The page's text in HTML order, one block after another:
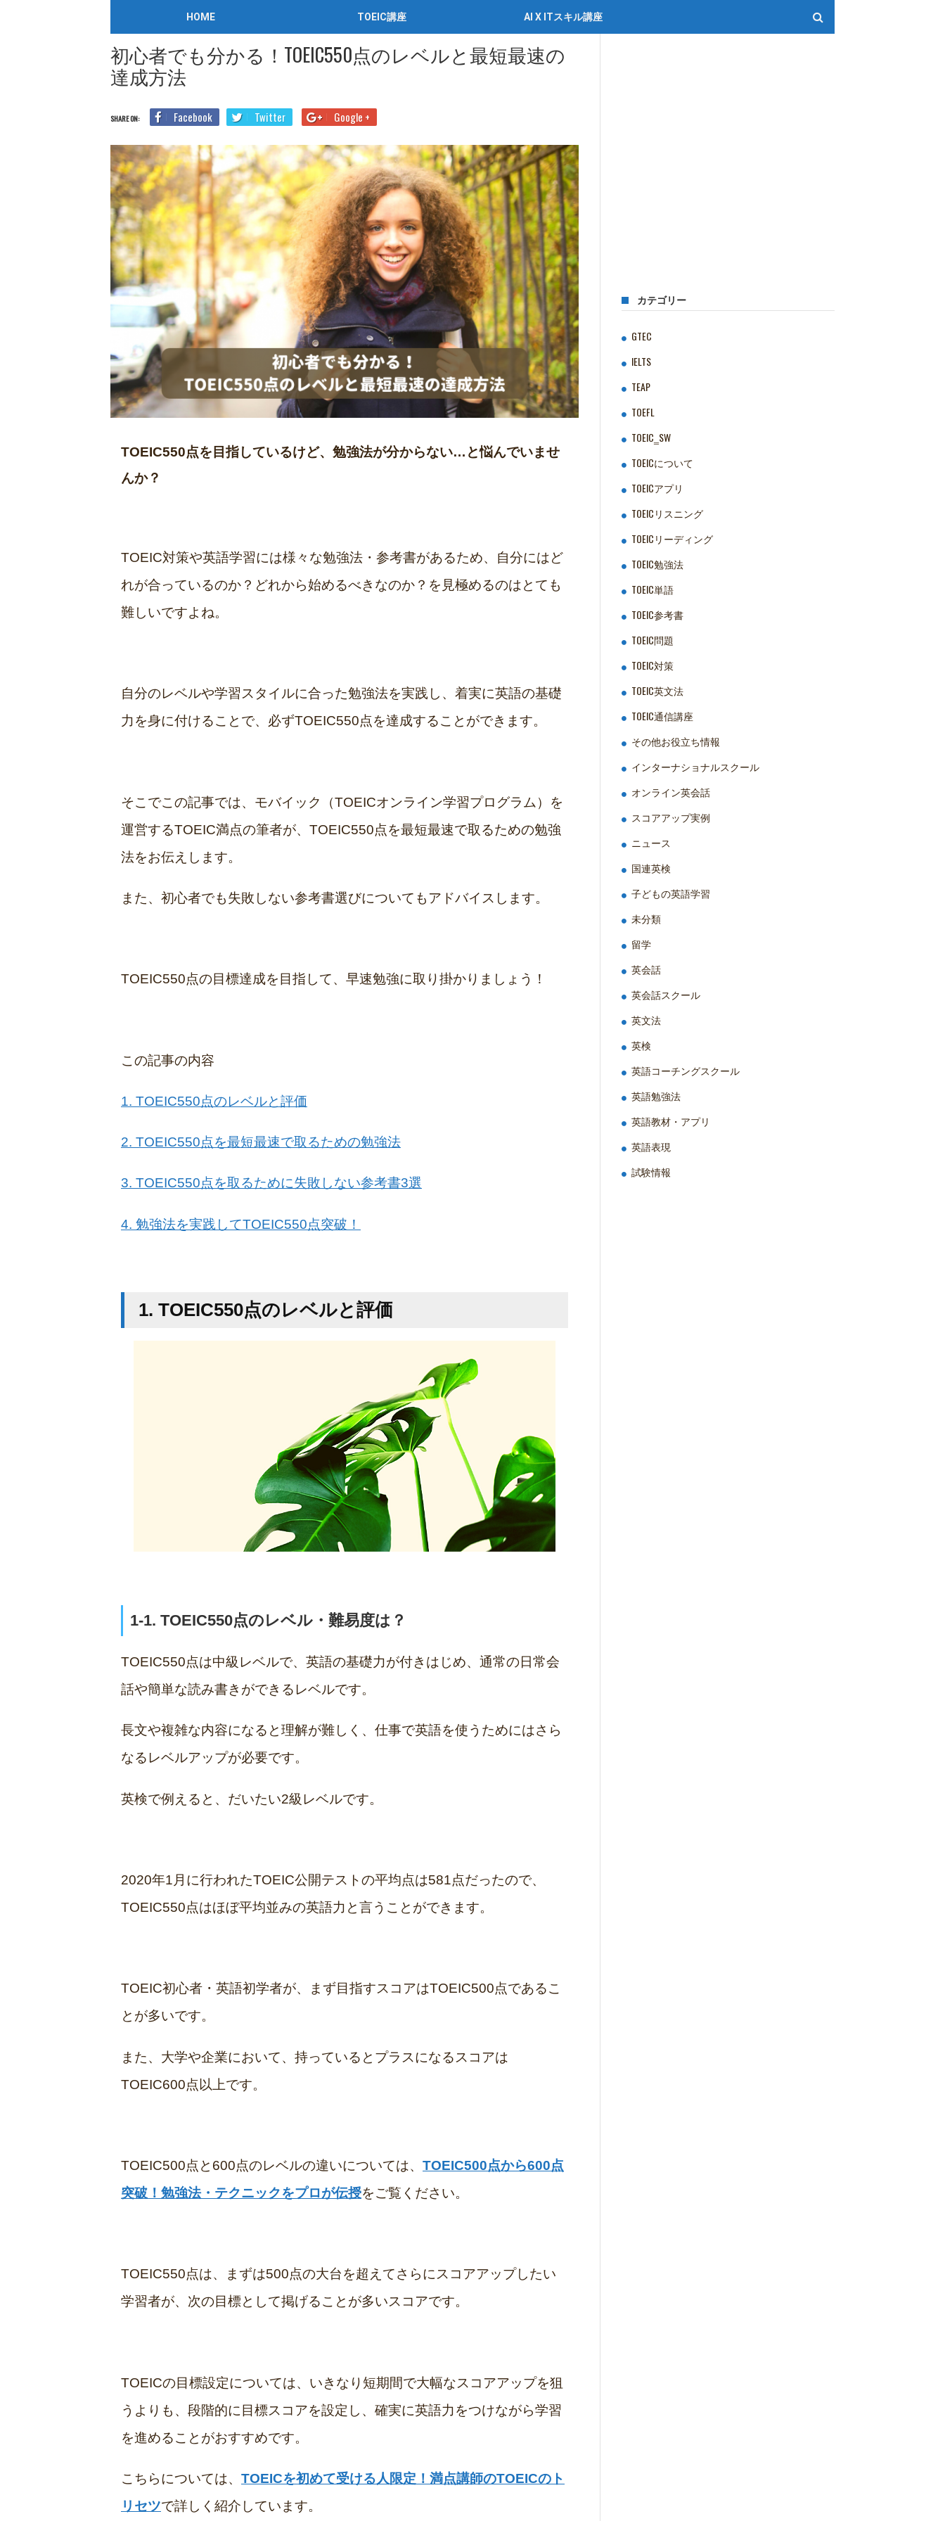
HOME TOEIC講座 AI X ITスキル講座
TOEIC勉強法 初心者でも分かる！TOEIC550点のレベルと最短最速の達成方法
TOEIC対策 / 2020年7月3日
初心者でも分かる！TOEIC550点のレベルと最短最速の
達成方法
SHARE ON: Facebook Twitter Google +
TOEIC550点を目指しているけど、勉強法が分からない…と悩んでいませ
んか？
TOEIC対策や英語学習には様々な勉強法・参考書があるため、自分にはど
れが合っているのか？どれから始めるべきなのか？を見極めるのはとても
難しいですよね。
自分のレベルや学習スタイルに合った勉強法を実践し、着実に英語の基礎
力を身に付けることで、必ずTOEIC550点を達成することができます。
そこでこの記事では、モバイック（TOEICオンライン学習プログラム）を
運営するTOEIC満点の筆者が、TOEIC550点を最短最速で取るための勉強
法をお伝えします。
また、初心者でも失敗しない参考書選びについてもアドバイスします。
TOEIC550点の目標達成を目指して、早速勉強に取り掛かりましょう！
この記事の内容
1. TOEIC550点のレベルと評価
2. TOEIC550点を最短最速で取るための勉強法
3. TOEIC550点を取るために失敗しない参考書3選
4. 勉強法を実践してTOEIC550点突破！
1. TOEIC550点のレベルと評価
1-1. TOEIC550点のレベル・難易度は？
TOEIC550点は中級レベルで、英語の基礎力が付きはじめ、通常の日常会
話や簡単な読み書きができるレベルです。
長文や複雑な内容になると理解が難しく、仕事で英語を使うためにはさら
なるレベルアップが必要です。
英検で例えると、だいたい2級レベルです。
2020年1月に行われたTOEIC公開テストの平均点は581点だったので、
TOEIC550点はほぼ平均並みの英語力と言うことができます。
TOEIC初心者・英語初学者が、まず目指すスコアはTOEIC500点であるこ
とが多いです。
また、大学や企業において、持っているとプラスになるスコアは
TOEIC600点以上です。
TOEIC500点と600点のレベルの違いについては、 TOEIC500点から600点
突破！勉強法・テクニックをプロが伝授をご覧ください。
TOEIC550点は、まずは500点の大台を超えてさらにスコアアップしたい
学習者が、次の目標として掲げることが多いスコアです。
TOEICの目標設定については、いきなり短期間で大幅なスコアアップを狙
うよりも、段階的に目標スコアを設定し、確実に英語力をつけながら学習
を進めることがおすすめです。
こちらについては、 TOEICを初めて受ける人限定！満点講師のTOEICのト
リセツで詳しく紹介しています。
カテゴリー
GTEC
IELTS
TEAP
TOEFL
TOEIC‗SW
TOEICについて
TOEICアプリ
TOEICリスニング
TOEICリーディング
TOEIC勉強法
TOEIC単語
TOEIC参考書
TOEIC問題
TOEIC対策
TOEIC英文法
TOEIC通信講座
その他お役立ち情報
インターナショナルスクール
オンライン英会話
スコアアップ実例
ニュース
国連英検
子どもの英語学習
未分類
留学
英会話
英会話スクール
英文法
英検
英語コーチングスクール
英語勉強法
英語教材・アプリ
英語表現
試験情報